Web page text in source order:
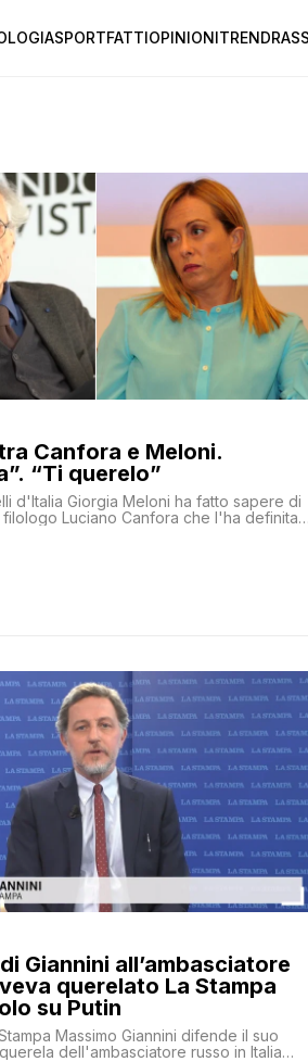
SPORTFATTIOPINIONITREND
Canfora e Meloni.
“Ti querelo”
d'Italia Giorgia Meloni ha fatto sapere di
Luciano Canfora che l'ha definita
Giannini all’ambasciatore
querelato La Stampa
su Putin
Massimo Giannini difende il suo
dell'ambasciatore russo in Italia